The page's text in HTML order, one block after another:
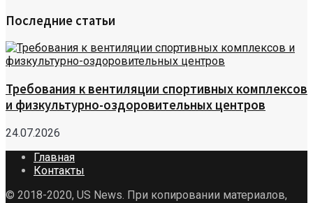
Последние статьи
Требования к вентиляции спортивных комплексов
и физкультурно-оздоровительных центров
24.07.2026
Главная
Контакты
© 2018-2020, US News. При копировании материалов,